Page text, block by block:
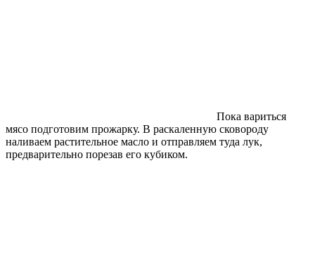
Пока вариться
мясо подготовим прожарку. В раскаленную сковороду
наливаем растительное масло и отправляем туда лук,
предварительно порезав его кубиком.